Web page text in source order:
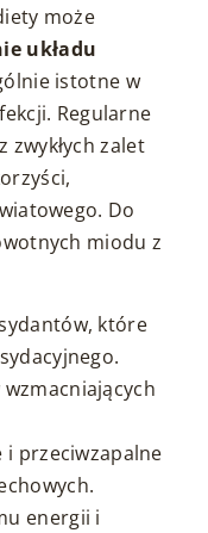
może
układu
istotne w
Regularne
zwykłych zalet
Do
miodu z
które
i przeciwzapalne
energii i